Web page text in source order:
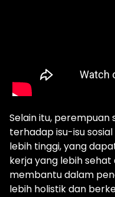
Selain itu, perempuan
terhadap isu-isu
lebih tinggi, yang
kerja yang lebih sehat
membantu dalam
lebih holistik dan